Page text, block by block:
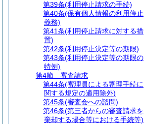
第39条(利用停止請求の手続)
第40条(保有個人情報の利用停止
義務)
第41条(利用停止請求に対する措
置)
第42条(利用停止決定等の期限)
第43条(利用停止決定等の期限の
特例)
第4節
審査請求
第44条(審理員による審理手続に
関する規定の適用除外)
第45条(審査会への諮問)
第46条(第三者からの審査請求を
棄却する場合等における手続等)